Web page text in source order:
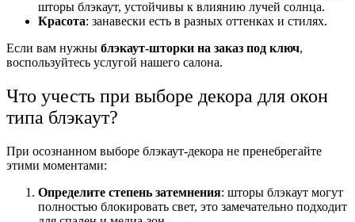
шторы блэкаут, устойчивы к влиянию лучей солнца.
Красота: занавески есть в разных оттенках и стилях.
Если вам нужны блэкаут-шторки на заказ под ключ,
воспользуйтесь услугой нашего салона.
Что учесть при выборе декора для окон
типа блэкаут?
При осознанном выборе блэкаут-декора не пренебрегайте
этими моментами:
Определите степень затемнения: шторы блэкаут могут
полностью блокировать свет, это замечательно подходит